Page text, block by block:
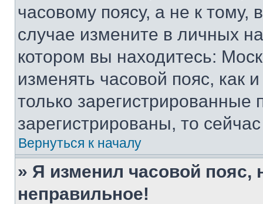
часовому поясу, а не к тому,
случае измените в личных
котором вы находитесь:
изменять часовой пояс, как
только
зарегистрированы, то
Вернуться к началу
» Я изменил часовой пояс,
неправильное!